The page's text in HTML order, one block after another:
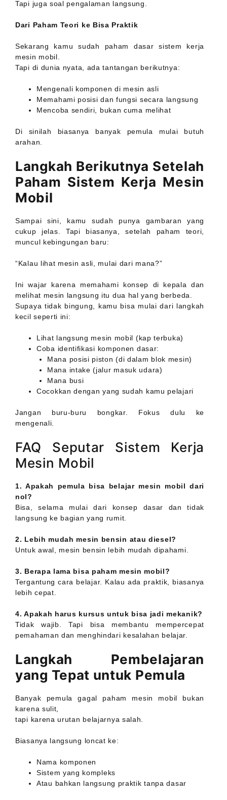
Tapi juga soal pengalaman langsung.
Dari Paham Teori ke Bisa Praktik
Sekarang kamu sudah paham dasar sistem kerja
mesin mobil.
Tapi di dunia nyata, ada tantangan berikutnya:
Mengenali komponen di mesin asli
Memahami posisi dan fungsi secara langsung
Mencoba sendiri, bukan cuma melihat
Di sinilah biasanya banyak pemula mulai butuh
arahan.
Langkah Berikutnya Setelah
Paham Sistem Kerja Mesin
Mobil
Sampai sini, kamu sudah punya gambaran yang
cukup jelas. Tapi biasanya, setelah paham teori,
muncul kebingungan baru:
“Kalau lihat mesin asli, mulai dari mana?”
Ini wajar karena memahami konsep di kepala dan
melihat mesin langsung itu dua hal yang berbeda.
Supaya tidak bingung, kamu bisa mulai dari langkah
kecil seperti ini:
Lihat langsung mesin mobil (kap terbuka)
Coba identifikasi komponen dasar:
Mana posisi piston (di dalam blok mesin)
Mana intake (jalur masuk udara)
Mana busi
Cocokkan dengan yang sudah kamu pelajari
Jangan buru-buru bongkar. Fokus dulu ke
mengenali.
FAQ Seputar Sistem Kerja
Mesin Mobil
1. Apakah pemula bisa belajar mesin mobil dari
nol?
Bisa, selama mulai dari konsep dasar dan tidak
langsung ke bagian yang rumit.
2. Lebih mudah mesin bensin atau diesel?
Untuk awal, mesin bensin lebih mudah dipahami.
3. Berapa lama bisa paham mesin mobil?
Tergantung cara belajar. Kalau ada praktik, biasanya
lebih cepat.
4. Apakah harus kursus untuk bisa jadi mekanik?
Tidak wajib. Tapi bisa membantu mempercepat
pemahaman dan menghindari kesalahan belajar.
Langkah Pembelajaran
yang Tepat untuk Pemula
Banyak pemula gagal paham mesin mobil bukan
karena sulit,
tapi karena urutan belajarnya salah.
Biasanya langsung loncat ke:
Nama komponen
Sistem yang kompleks
Atau bahkan langsung praktik tanpa dasar